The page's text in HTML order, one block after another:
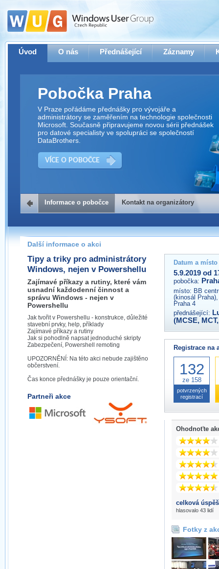
Úvod O nás Přednášející Záznamy
Pobočka Praha
V Praze pořádáme přednášky pro vývojáře a
administrátory se zaměřením na technologie společnosti
Microsoft. Současně připravujeme novou sérii přednášek
pro datové specialisty ve spolupráci se společností
DataBrothers.
VÍCE O POBOČCE
Kontakt na organizátory
Pokud máte jakýkoliv dotaz na organizátory této akce,
prosím neváhejte nás kontaktovat na e-mailu:
praha@wug.cz
Informace o pobočce Kontakt na organizátory
Další informace o akci
Tipy a triky pro administrátory
Windows, nejen v Powershellu
Zajímavé příkazy a rutiny, které vám
usnadní každodenní činnost a
správu Windows - nejen v
Powershellu
Jak tvořit v Powershellu - konstrukce, důležité
stavební prvky, help, příklady
Zajímavé příkazy a rutiny
Jak si pohodlně napsat jednoduché skripty
Zabezpečení, Powershell remoting
UPOZORNĚNÍ: Na této akci nebude zajištěno
občerstvení.
Čas konce přednášky je pouze orientační.
Partneři akce
Datum a
5.9.2019 od
pobočka:
místo: BB
(kinosál
Praha 4
přednášející:
(MCSE,
Registrace na
132
ze 158
potvrzených
registrací
Ohodnoťte
celková
hlasovalo 43 lidí
Fotky z